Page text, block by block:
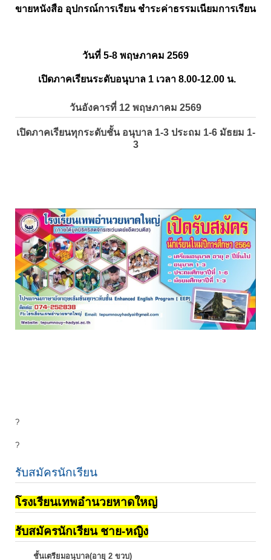
ขายหนังสือ อุปกรณ์การเรียน ชำระค่าธรรมเนียมการเรียน
วันที่ 5-8 พฤษภาคม 2569
เปิดภาคเรียนระดับอนุบาล 1 เวลา 8.00-12.00 น.
วันอังคารที่ 12 พฤษภาคม 2569
เปิดภาคเรียนทุกระดับชั้น อนุบาล 1-3 ประถม 1-6 มัธยม 1-
3
?
?
รับสมัครนักเรียน
โรงเรียนเทพอำนวยหาดใหญ่
รับสมัครนักเรียน ชาย-หญิง
ชั้นเตรียมอนุบาล(อายุ 2 ขวบ)